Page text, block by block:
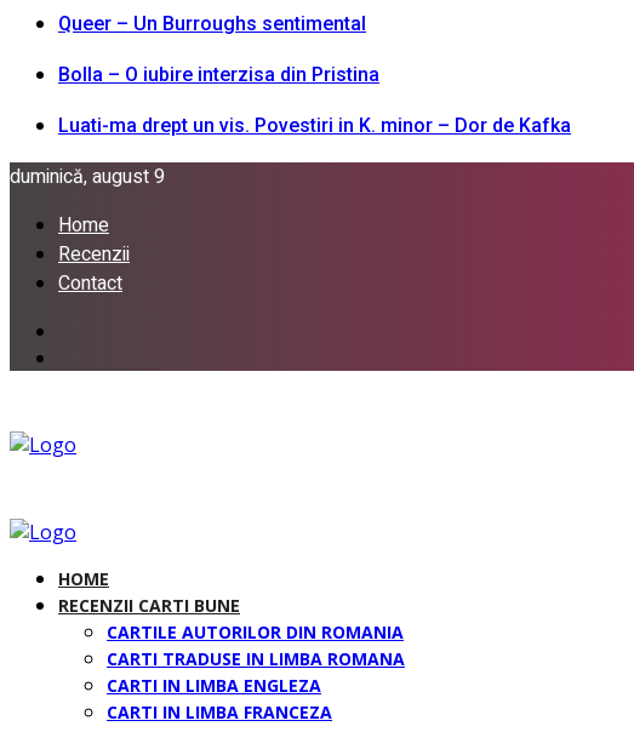
Queer – Un Burroughs sentimental
Bolla – O iubire interzisa din Pristina
Luati-ma drept un vis. Povestiri in K. minor – Dor de Kafka
duminică, august 9
Home
Recenzii
Contact
HOME
RECENZII CARTI BUNE
CARTILE AUTORILOR DIN ROMANIA
CARTI TRADUSE IN LIMBA ROMANA
CARTI IN LIMBA ENGLEZA
CARTI IN LIMBA FRANCEZA